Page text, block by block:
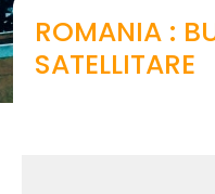
ROMANIA :
SATELLITARE